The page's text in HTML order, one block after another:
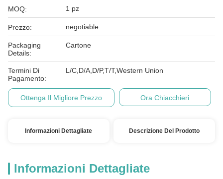
MOQ: 1 pz
Prezzo: negotiable
Packaging
Details:
Cartone
Termini Di
Pagamento:
L/C,D/A,D/P,T/T,Western Union
Ottenga Il Migliore Prezzo Ora Chiacchieri
Informazioni Dettagliate Descrizione Del Prodotto
Informazioni Dettagliate